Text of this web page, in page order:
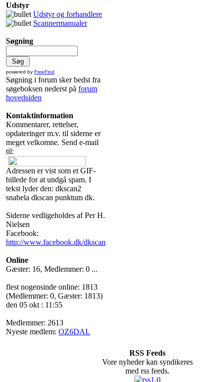
Udstyr
Udstyr og forhandlere
Scannermanualer
Søgning
powered by FreeFind
Søgning i forum sker bedst fra
søgeboksen nederst på forum
hovedsiden
Kontaktinformation
Kommentarer, rettelser,
opdateringer m.v. til siderne er
meget velkomne. Send e-mail
til:
Adressen er vist som et GIF-
billede for at undgå spam. I
tekst lyder den: dkscan2
snabela dkscan punktum dk.
Siderne vedligeholdes af Per H.
Nielsen
Facebook:
http://www.facebook.dk/dkscan
Online
Gæster: 16, Medlemmer: 0 ...
flest nogensinde online: 1813
(Medlemmer: 0, Gæster: 1813)
den 05 okt : 11:55
Medlemmer: 2613
Nyeste medlem: OZ6DAL
RSS Feeds
Vore nyheder kan syndikeres
med rss feeds.